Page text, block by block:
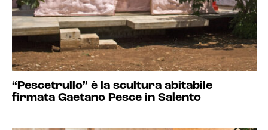
“Pescetrullo” è la scultura abitabile
firmata Gaetano Pesce in Salento